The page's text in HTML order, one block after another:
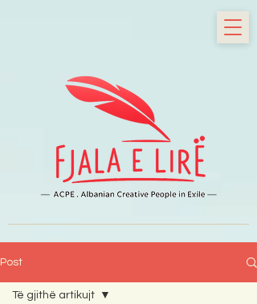
Post
Të gjithë artikujt